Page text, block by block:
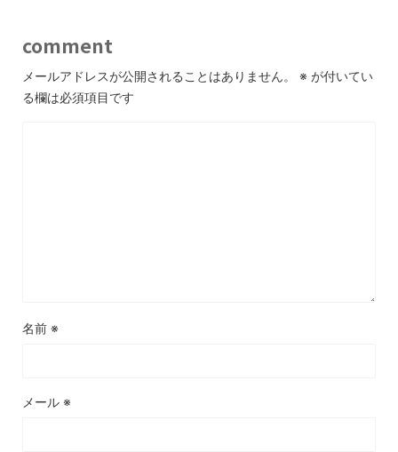
comment
メールアドレスが公開されることはありません。 ※ が付いてい
る欄は必須項目です
名前 ※
メール ※